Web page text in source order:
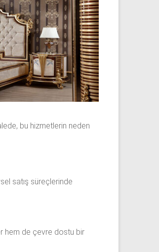
bu hizmetlerin neden
satış süreçlerinde
hem de çevre dostu bir